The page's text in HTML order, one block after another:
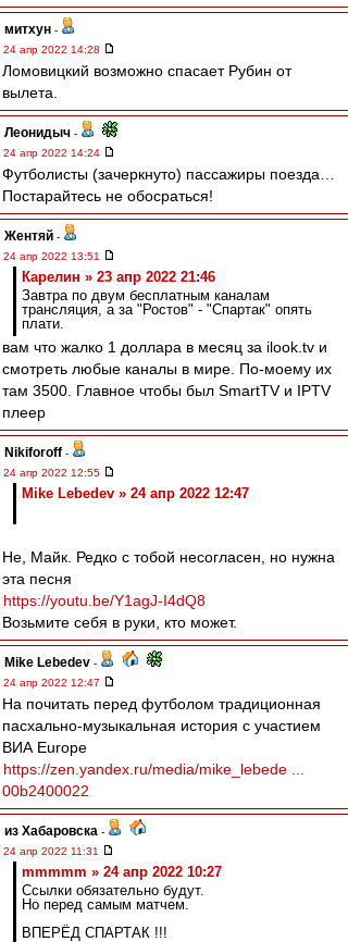
митхун -
24 апр 2022 14:28
Ломовицкий возможно спасает Рубин от
вылета.
Леонидыч -
24 апр 2022 14:24
Футболисты (зачеркнуто) пассажиры поезда…
Постарайтесь не обосраться!
Жентяй -
24 апр 2022 13:51
Карелин » 23 апр 2022 21:46
Завтра по двум бесплатным каналам
трансляция, а за "Ростов" - "Спартак" опять
плати.
вам что жалко 1 доллара в месяц за ilook.tv и
смотреть любые каналы в мире. По-моему их
там 3500. Главное чтобы был SmartTV и IPTV
плеер
Nikiforoff -
24 апр 2022 12:55
Mike Lebedev » 24 апр 2022 12:47
Не, Майк. Редко с тобой несогласен, но нужна
эта песня
https://youtu.be/Y1agJ-I4dQ8
Возьмите себя в руки, кто может.
Mike Lebedev -
24 апр 2022 12:47
На почитать перед футболом традиционная
пасхально-музыкальная история с участием
ВИА Europe
https://zen.yandex.ru/media/mike_lebede ...
00b2400022
из Хабаровска -
24 апр 2022 11:31
mmmmm » 24 апр 2022 10:27
Ссылки обязательно будут.
Но перед самым матчем.
ВПЕРЁД СПАРТАК !!!